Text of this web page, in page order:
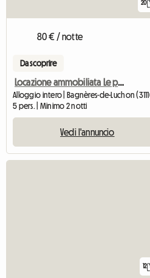
20
80 € / notte
Da scoprire
Locazione ammobiliata Le paradis d'Aran Luchon
5 pers. | Minimo 2 notti
Vedi l'annuncio
12